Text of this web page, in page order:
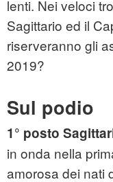
lenti. Nei veloci
Sagittario ed il
riserveranno gli
2019?
Sul podio
1° posto
in onda nella
amorosa dei nati